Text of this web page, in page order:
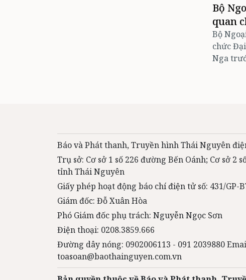
Bộ
quan
Bộ
chức
Nga
Báo và Phát thanh, Truyền hình Thái Nguyên
Trụ sở: Cơ sở 1 số 226 đường Bến Oánh; Cơ sở
tỉnh Thái Nguyên
Giấy phép hoạt động báo chí điện tử số: 431/GP-
Giám đốc: Đỗ Xuân Hòa
Phó Giám đốc phụ trách: Nguyễn Ngọc Sơn
Điện thoại: 0208.3859.666
Đường dây nóng: 0902006113 - 091 2039880
toasoan@baothainguyen.com.vn